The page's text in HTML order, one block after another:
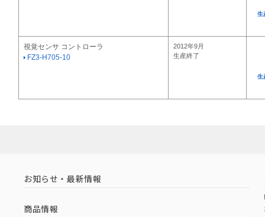
生
視覚センサ コントローラ
FZ3-H705-10
2012年9月
生産終了
生
お知らせ・最新情報
商品情報